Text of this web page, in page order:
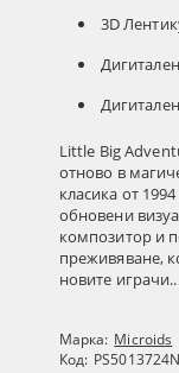
3D
Little Big
отново в
класика от
обновени
композитор и
преживяване,
новите
Марка: Microids
Код: PS5013724N